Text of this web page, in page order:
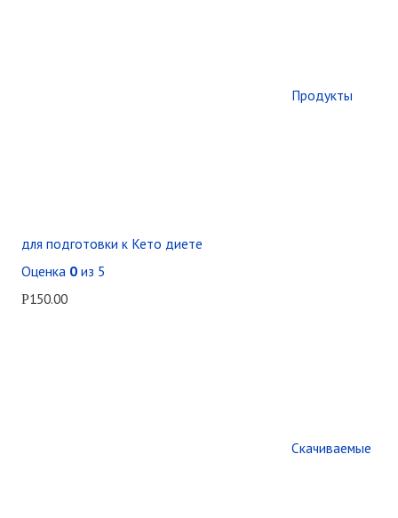
Продукты
для подготовки к Кето диете
Оценка 0из 5
Р150.00
Скачиваемые